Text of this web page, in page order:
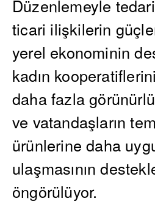
Düzenlemeyle
ticari ilişkilerin
yerel ekonominin
kadın
daha fazla
ve vatandaşların
ürünlerine daha
ulaşmasının
öngörülüyor.